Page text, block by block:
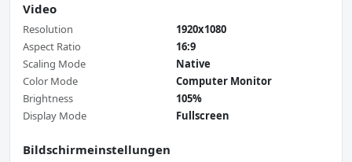
Video
Resolution
1920x1080
Aspect Ratio
16:9
Scaling Mode
Native
Color Mode
Computer Monitor
Brightness
105%
Display Mode
Fullscreen
Bildschirmeinstellungen